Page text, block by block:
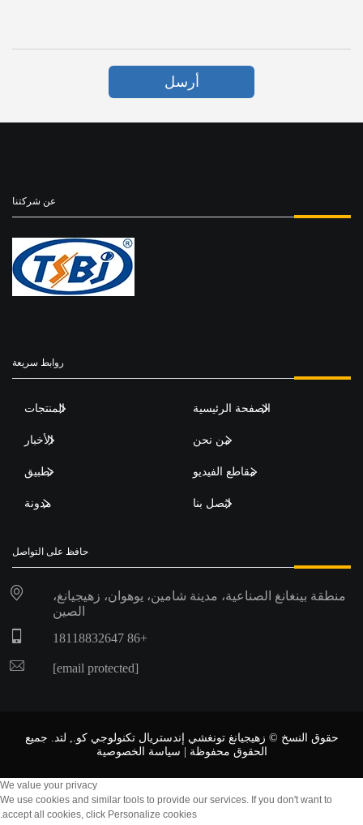
أرسل
عن شركتنا
روابط سريعة
الصفحة الرئيسية المنتجات
من نحن الأخبار
مقاطع الفيديو تطبيق
اتصل بنا مدونة
حافظ على التواصل
منطقة بينغانغ الصناعية، مدينة شامين، يوهوان، زهيجيانغ،
الصين
+86 18118832647
[email protected]
حقوق النسخ © زهيجيانغ تونغشي إندستريال تكنولوجي كو., لتد. جميع
الحقوق محفوظة | سياسة الخصوصية
We value your privacy
We use cookies and similar tools to provide our services. If you don't want to
accept all cookies, click Personalize cookies.